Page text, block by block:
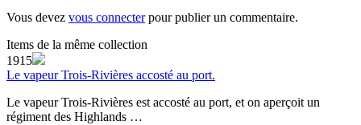
Vous devez vous connecterpour publier un commentaire.
Items de la même collection
1915
Le vapeur Trois-Rivières accosté au port.
Le vapeur Trois-Rivières est accosté au port, et on aperçoit un
régiment des Highlands …